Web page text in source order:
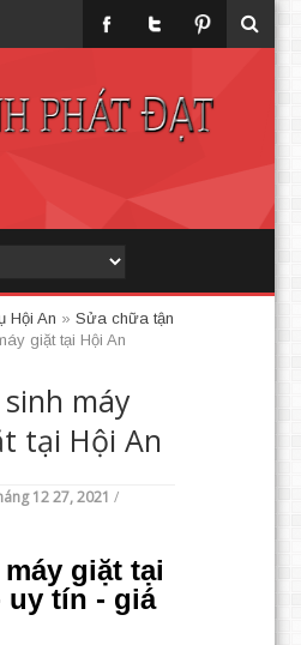
Hội An » Sửa chữa tận
giặt tại Hội An
sinh máy
tại Hội An
12 27, 2021 /
giặt tại
uy tín - giá